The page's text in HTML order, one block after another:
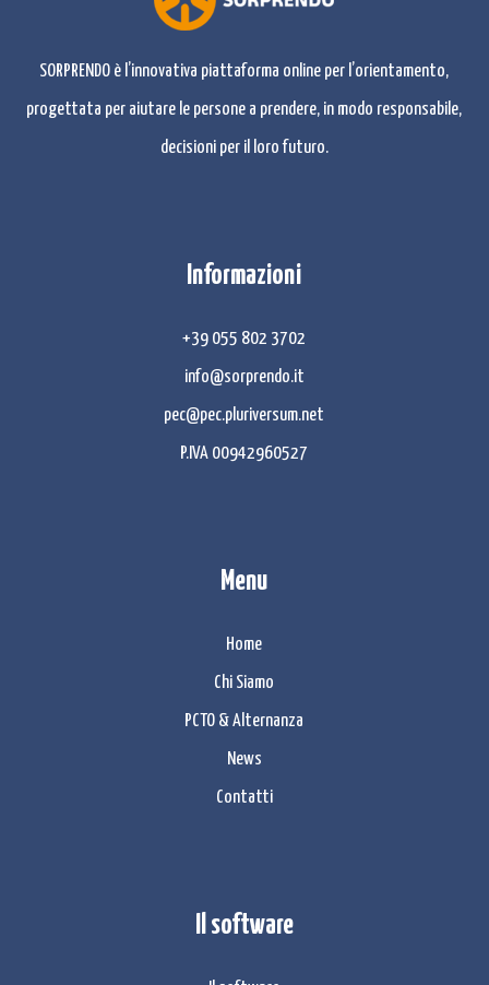
SORPRENDO è l’innovativa piattaforma online per l’orientamento,
progettata per aiutare le persone a prendere, in modo responsabile,
decisioni per il loro futuro.
Informazioni
+39 055 802 3702
info@sorprendo.it
pec@pec.pluriversum.net
P.IVA 00942960527
Menu
Home
Chi Siamo
PCTO & Alternanza
News
Contatti
Il software